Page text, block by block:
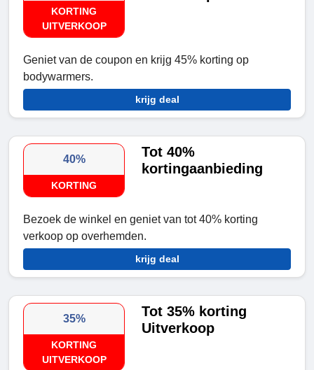
KORTING
UITVERKOOP
Geniet van de coupon en krijg 45% korting op
bodywarmers.
krijg deal
40%
KORTING
Tot 40%
kortingaanbieding
Bezoek de winkel en geniet van tot 40% korting
verkoop op overhemden.
krijg deal
35%
KORTING
UITVERKOOP
Tot 35% korting
Uitverkoop